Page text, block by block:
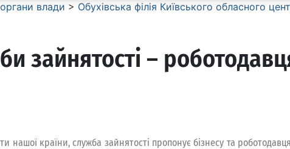
влади > Обухівська філія Київського обласного
зайнятості –
нашої країни, служба зайнятості пропонує бізнесу та